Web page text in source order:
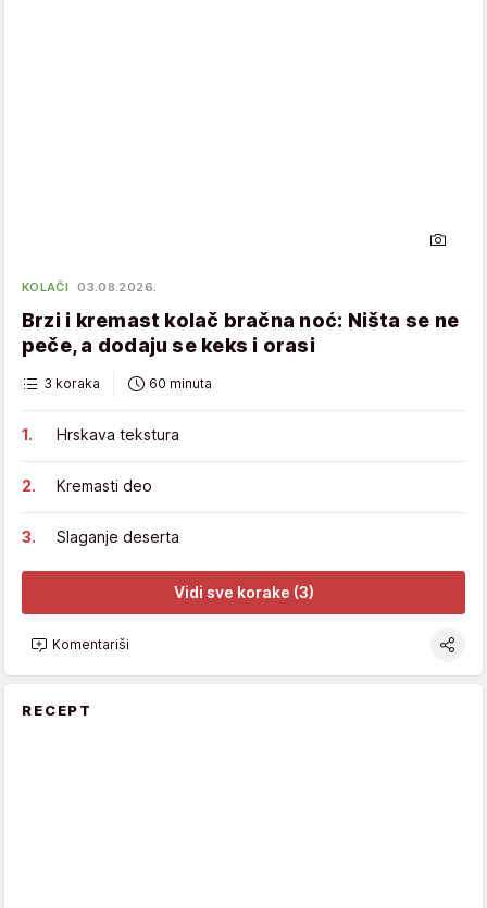
KOLAČI 03.08.2026.
Brzi i kremast kolač bračna noć: Ništa se ne
peče, a dodaju se keks i orasi
3 koraka 60 minuta
Hrskava tekstura
Kremasti deo
Slaganje deserta
Vidi sve korake (3)
Komentariši
RECEPT